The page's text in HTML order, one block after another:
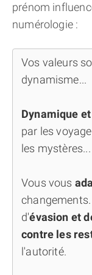
prénom
numérologie :
Vos valeurs
dynamisme...
Dynamique
par les
les mystères...
Vous vous
d'évasion et
contre les
l'autorité.